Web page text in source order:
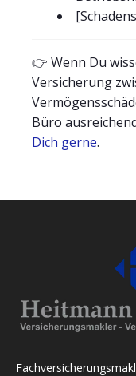
👉 Wenn Du
Versicherung
Büro
Dich gerne.